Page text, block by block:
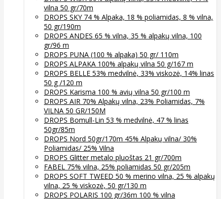
vilna 50 gr/70m
DROPS SKY 74 % Alpaka, 18 % poliamidas, 8 % vilna,
50 gr/190m
DROPS ANDES 65 % vilna, 35 % alpakų vilna, 100
gr/96 m
DROPS PUNA (100 % alpaka) 50 gr/ 110m
DROPS ALPAKA 100% alpakų vilna 50 g/167 m
DROPS BELLE 53% medvilnė, 33% viskozė, 14% linas
50 g /120 m
DROPS Karisma 100 % avių vilna 50 gr/100 m
DROPS AIR 70% Alpakų vilna, 23% Poliamidas, 7%
VILNA 50 GR/150M
DROPS Bomull-Lin 53 % medvilnė, 47 % linas
50gr/85m
DROPS Nord 50gr/170m 45% Alpakų vilna/ 30%
Poliamidas/ 25% Vilna
DROPS Glitter metalo pluoštas 21 gr/700m
FABEL 75% vilna, 25% poliamidas 50 gr/205m
DROPS SOFT TWEED 50 % merino vilna, 25 % alpakų
vilna, 25 % viskozė, 50 gr/130 m
DROPS POLARIS 100 gr/36m 100 % vilna